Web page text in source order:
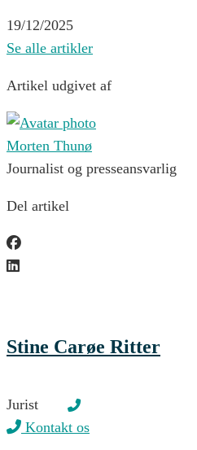
19/12/2025
Se alle artikler
Artikel udgivet af
Morten Thunø
Journalist og presseansvarlig
Del artikel
Stine Carøe Ritter
Jurist
Kontakt os